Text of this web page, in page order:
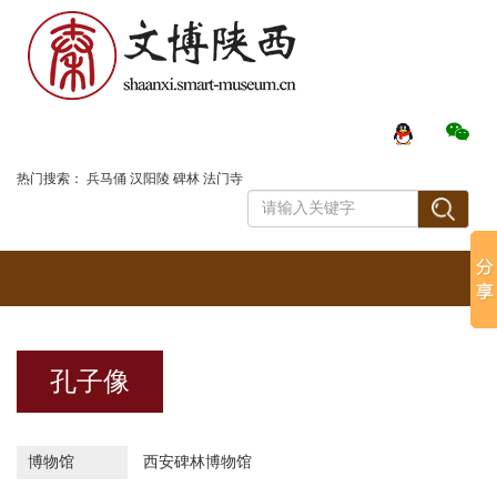
热门搜索： 兵马俑 汉阳陵 碑林 法门寺
孔子像
博物馆 西安碑林博物馆